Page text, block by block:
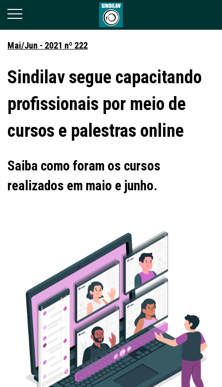
Mai/Jun - 2021 nº 222
Sindilav segue capacitando
profissionais por meio de
cursos e palestras online
Saiba como foram os cursos
realizados em maio e junho.